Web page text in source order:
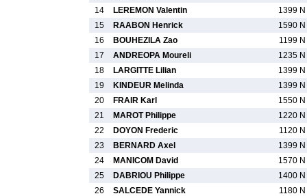
14
LEREMON Valentin
1399 N
15
RAABON Henrick
1590 N
16
BOUHEZILA Zao
1199 N
17
ANDREOPA Moureli
1235 N
18
LARGITTE Lilian
1399 N
19
KINDEUR Melinda
1399 N
20
FRAIR Karl
1550 N
21
MAROT Philippe
1220 N
22
DOYON Frederic
1120 N
23
BERNARD Axel
1399 N
24
MANICOM David
1570 N
25
DABRIOU Philippe
1400 N
26
SALCEDE Yannick
1180 N